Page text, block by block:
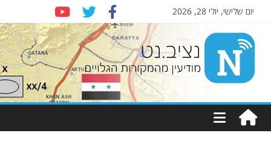
יום שלישי, יולי 28, 2026
Nziv.net
מודיעין
מהמקורות